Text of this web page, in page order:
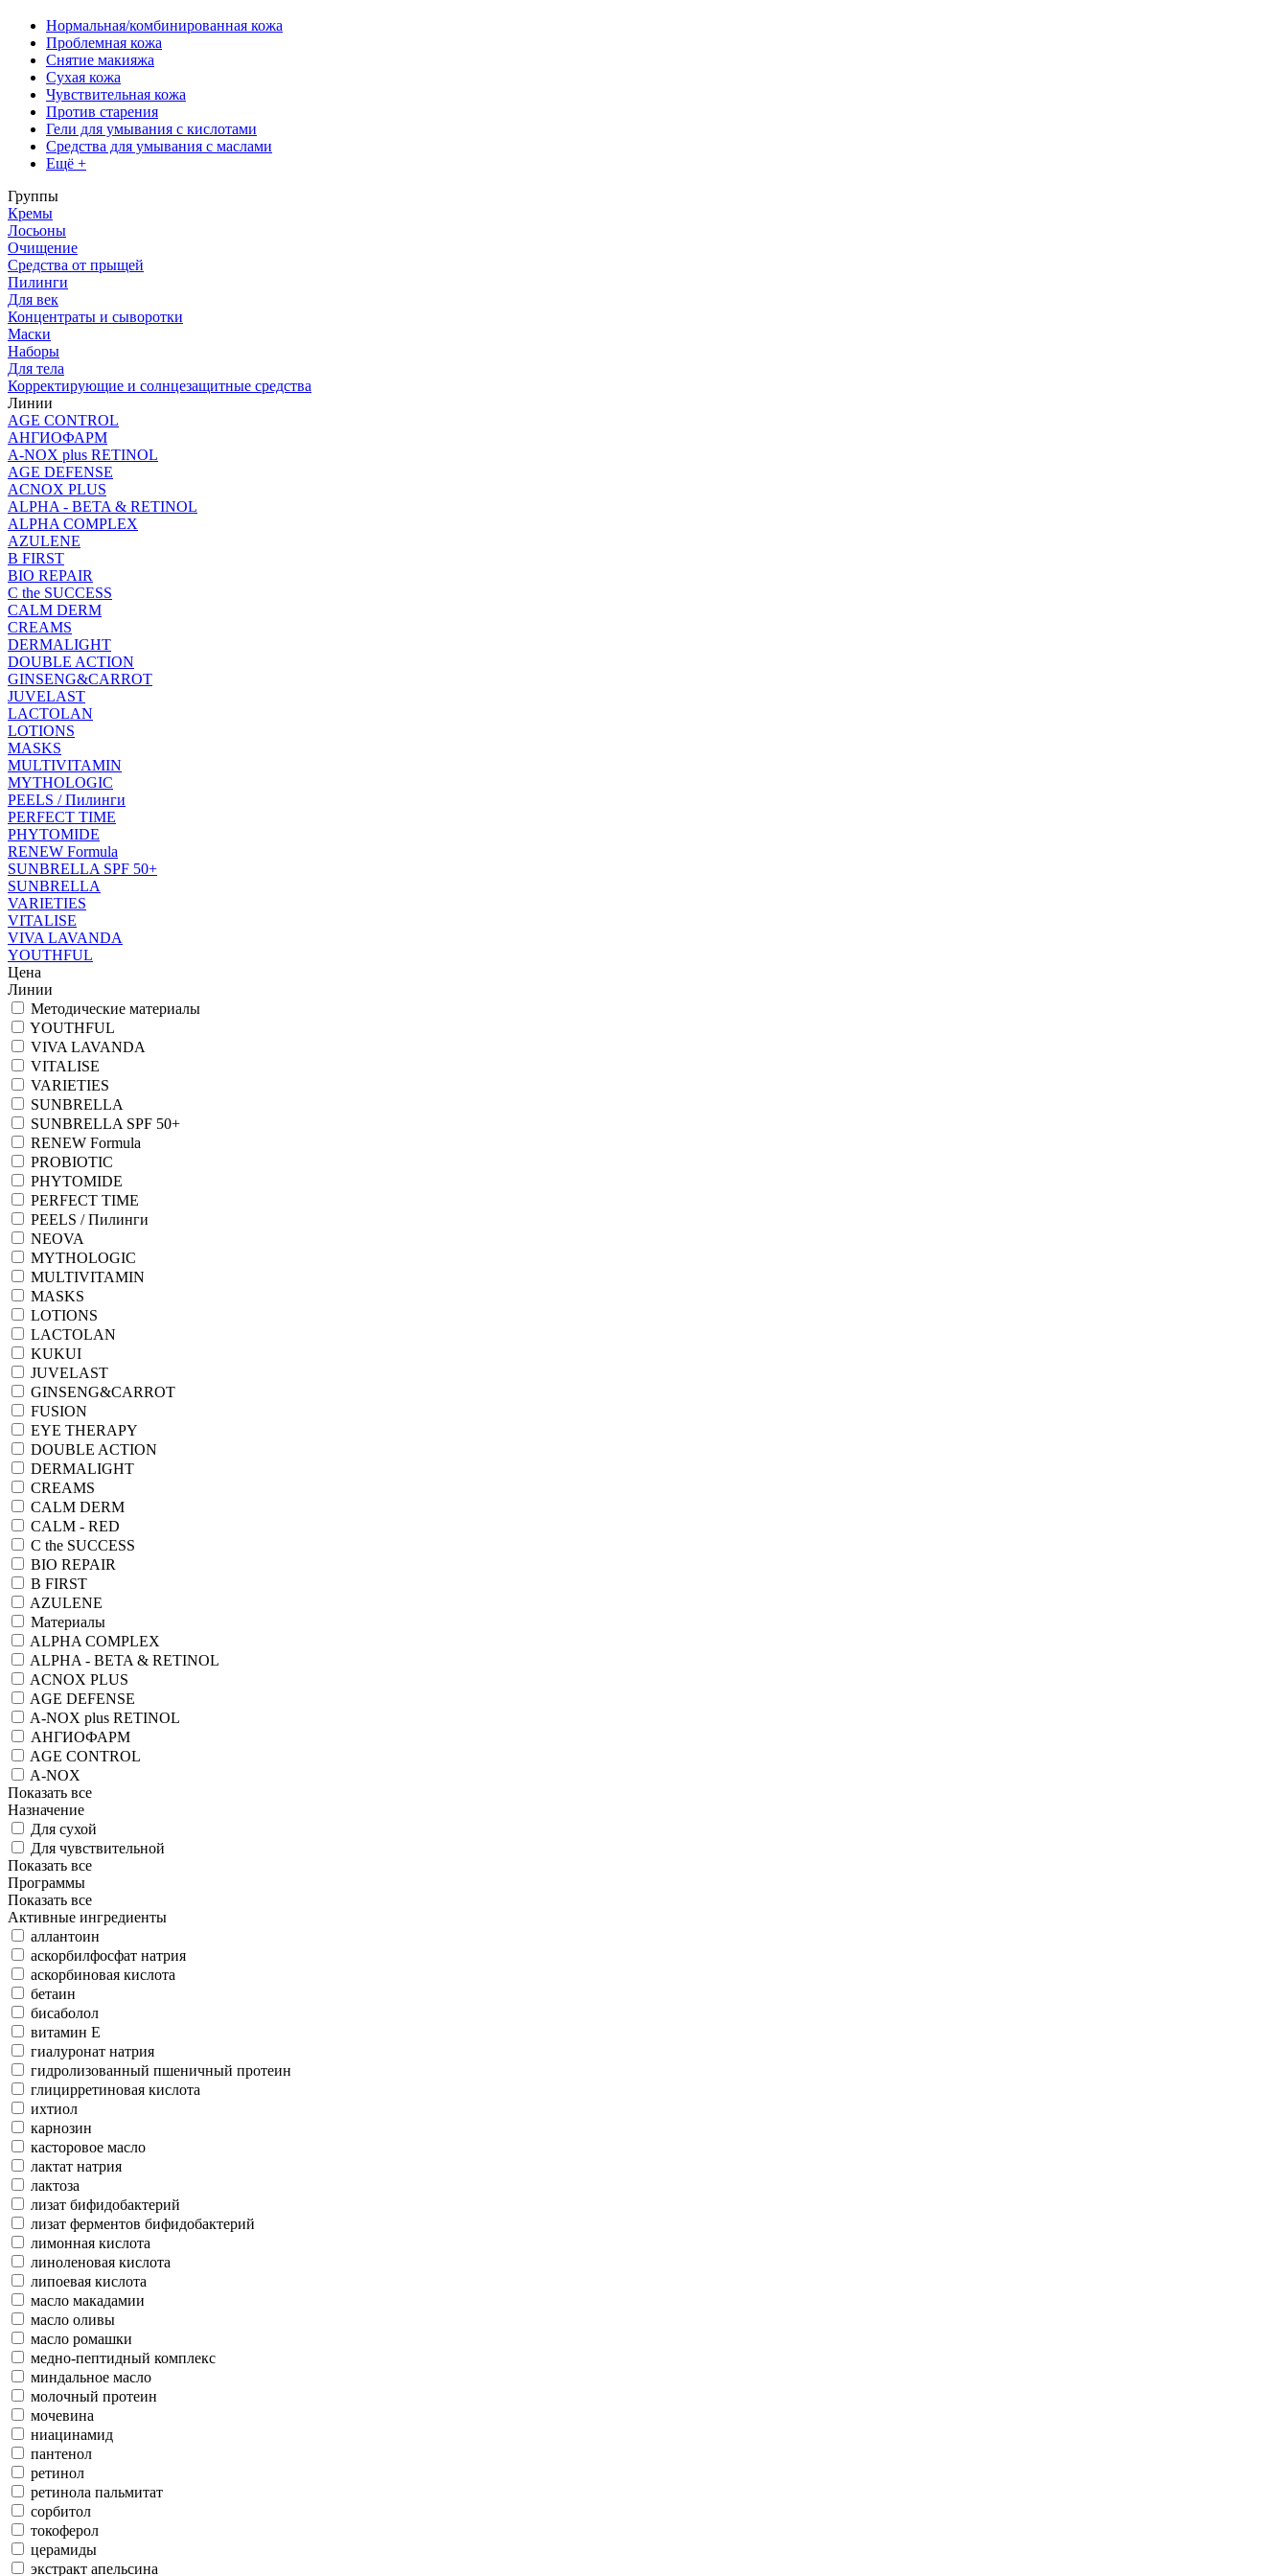
Нормальная/комбинированная кожа
Проблемная кожа
Снятие макияжа
Сухая кожа
Чувствительная кожа
Против старения
Гели для умывания с кислотами
Средства для умывания с маслами
Ещё +
Группы
Кремы
Лосьоны
Очищение
Средства от прыщей
Пилинги
Для век
Концентраты и сыворотки
Маски
Наборы
Для тела
Корректирующие и солнцезащитные средства
Линии
AGE CONTROL
АНГИОФАРМ
A-NOX plus RETINOL
AGE DEFENSE
ACNOX PLUS
ALPHA - BETA & RETINOL
ALPHA COMPLEX
AZULENE
B FIRST
BIO REPAIR
C the SUCCESS
CALM DERM
CREAMS
DERMALIGHT
DOUBLE ACTION
GINSENG&CARROT
JUVELAST
LACTOLAN
LOTIONS
MASKS
MULTIVITAMIN
MYTHOLOGIC
PEELS / Пилинги
PERFECT TIME
PHYTOMIDE
RENEW Formula
SUNBRELLA SPF 50+
SUNBRELLA
VARIETIES
VITALISE
VIVA LAVANDA
YOUTHFUL
Цена
Линии
Методические материалы
YOUTHFUL
VIVA LAVANDA
VITALISE
VARIETIES
SUNBRELLA
SUNBRELLA SPF 50+
RENEW Formula
PROBIOTIC
PHYTOMIDE
PERFECT TIME
PEELS / Пилинги
NEOVA
MYTHOLOGIC
MULTIVITAMIN
MASKS
LOTIONS
LACTOLAN
KUKUI
JUVELAST
GINSENG&CARROT
FUSION
EYE THERAPY
DOUBLE ACTION
DERMALIGHT
CREAMS
CALM DERM
CALM - RED
C the SUCCESS
BIO REPAIR
B FIRST
AZULENE
Материалы
ALPHA COMPLEX
ALPHA - BETA & RETINOL
ACNOX PLUS
AGE DEFENSE
A-NOX plus RETINOL
АНГИОФАРМ
AGE CONTROL
A-NOX
Показать все
Назначение
Для сухой
Для чувствительной
Показать все
Программы
Показать все
Активные ингредиенты
аллантоин
аскорбилфосфат натрия
аскорбиновая кислота
бетаин
бисаболол
витамин Е
гиалуронат натрия
гидролизованный пшеничный протеин
глицирретиновая кислота
ихтиол
карнозин
касторовое масло
лактат натрия
лактоза
лизат бифидобактерий
лизат ферментов бифидобактерий
лимонная кислота
линоленовая кислота
липоевая кислота
масло макадамии
масло оливы
масло ромашки
медно-пептидный комплекс
миндальное масло
молочный протеин
мочевина
ниацинамид
пантенол
ретинол
ретинола пальмитат
сорбитол
токоферол
церамиды
экстракт апельсина